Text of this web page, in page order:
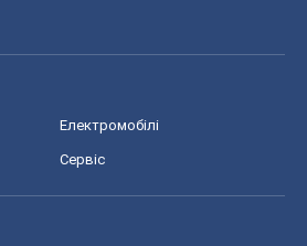
Електромобілі
Сервіс